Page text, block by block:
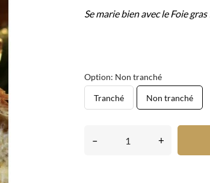
Se marie bien avec le Foie gras
Option: Non tranché
Tranché Non tranché
– +